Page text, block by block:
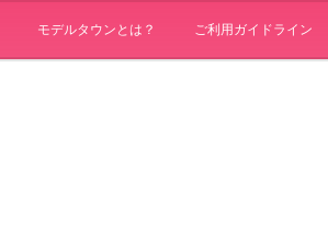
モデルタウンとは？ ご利用ガイドライン